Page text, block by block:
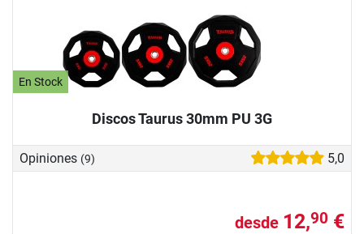
En Stock
Discos Taurus 30mm PU 3G
Opiniones (9) 5,0
desde 12,90 €